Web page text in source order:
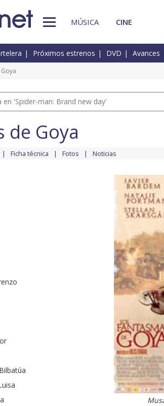
MÚSICA CINE
Próximos estrenos DVD Avances
'Spider-man: Brand new day'
de Goya
Ficha técnica Fotos Noticias